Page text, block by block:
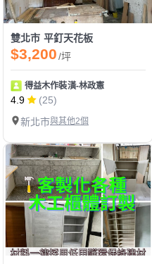
雙北市 平釘天花板
$3,200/坪
得益木作裝潢-林政憲
4.9
(25)
新北市與其他2個